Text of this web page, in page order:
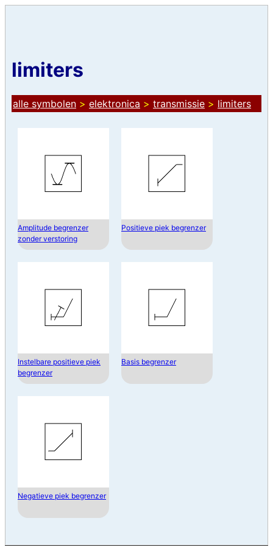
limiters
alle symbolen > elektronica > transmissie > limiters
Amplitude begrenzer
zonder verstoring
Positieve piek begrenzer
Instelbare positieve piek
begrenzer
Basis begrenzer
Negatieve piek begrenzer